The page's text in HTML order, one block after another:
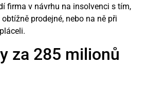
firma v návrhu na insolvenci s tím,
prodejné, nebo na ně při
za 285 milionů